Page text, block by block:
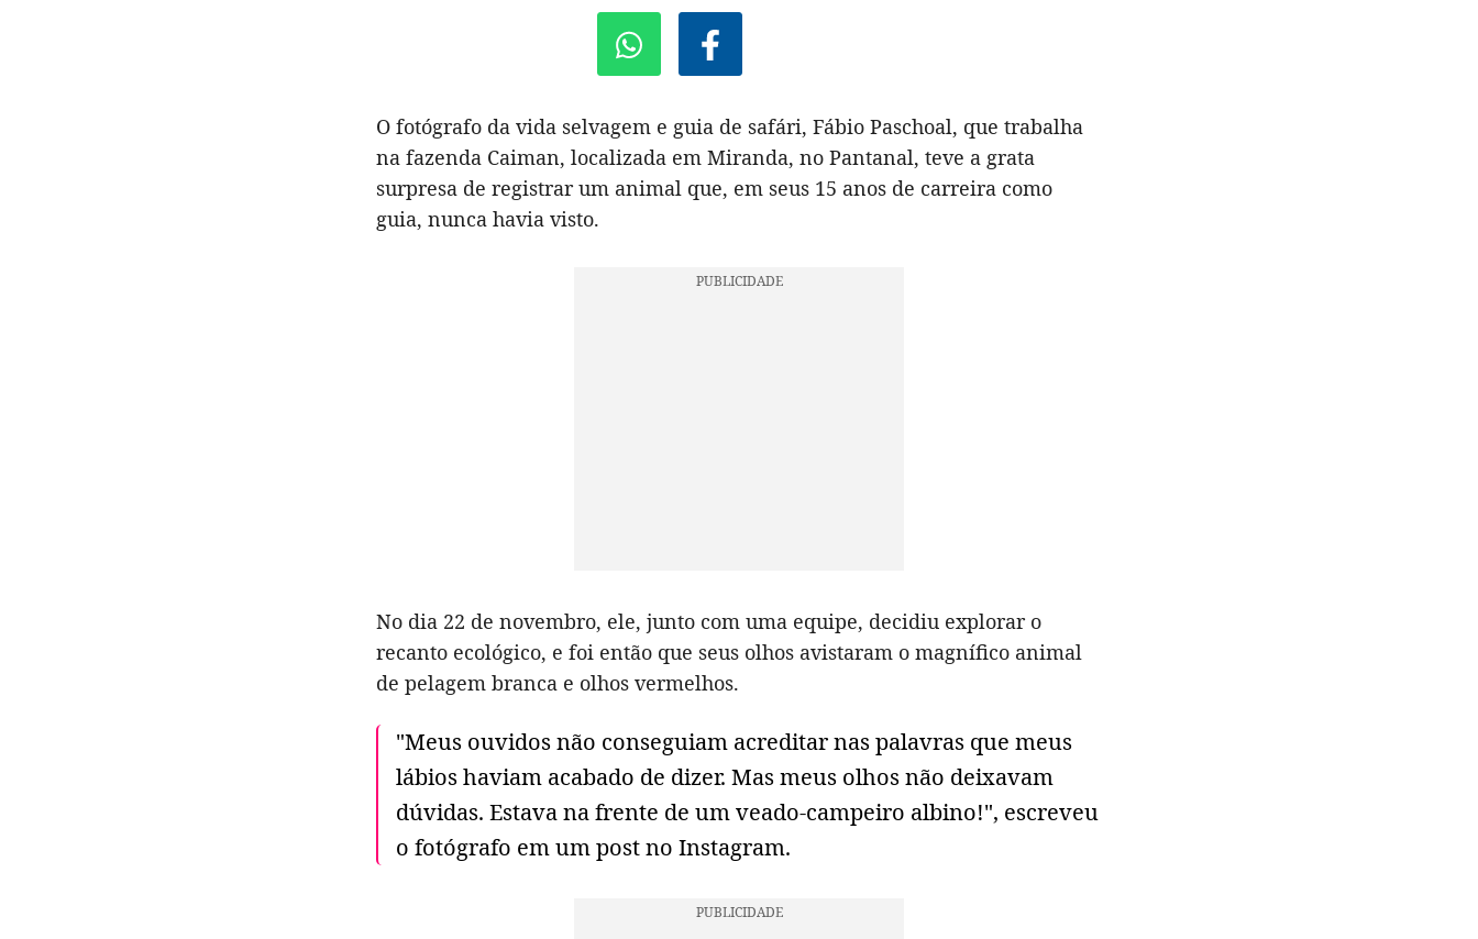
O fotógrafo da vida selvagem e guia de safári, Fábio Paschoal, que trabalha
na fazenda Caiman, localizada em Miranda, no Pantanal, teve a grata
surpresa de registrar um animal que, em seus 15 anos de carreira como
guia, nunca havia visto.
No dia 22 de novembro, ele, junto com uma equipe, decidiu explorar o
recanto ecológico, e foi então que seus olhos avistaram o magnífico animal
de pelagem branca e olhos vermelhos.
"Meus ouvidos não conseguiam acreditar nas palavras que meus
lábios haviam acabado de dizer. Mas meus olhos não deixavam
dúvidas. Estava na frente de um veado-campeiro albino!", escreveu
o fotógrafo em um post no Instagram.